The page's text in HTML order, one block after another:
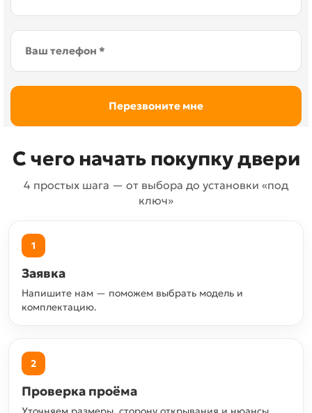
С чего начать покупку двери
4 простых шага — от выбора до установки «под
ключ»
1
Заявка
Напишите нам — поможем выбрать модель и
комплектацию.
2
Проверка проёма